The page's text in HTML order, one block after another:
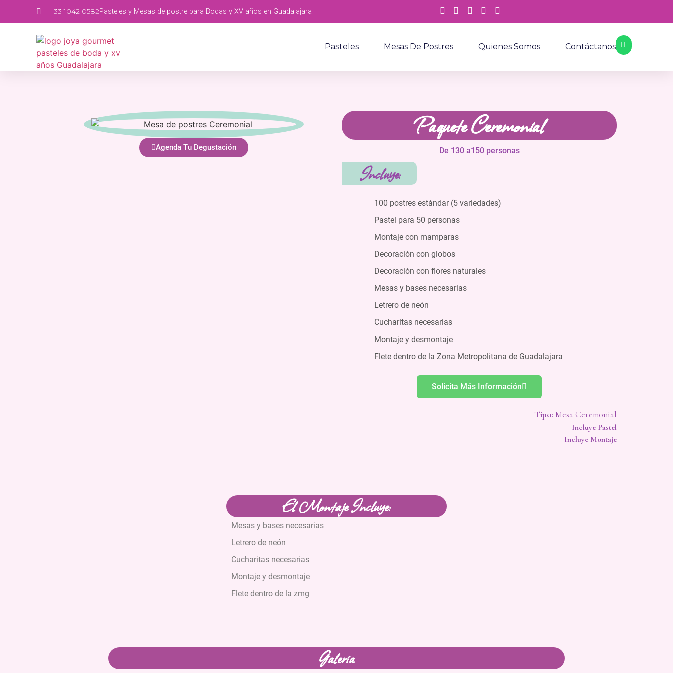
33 1042 0582Pasteles y Mesas de postre para Bodas y XV años en Guadalajara
Pasteles Mesas De Postres Quienes Somos Contáctanos
Agenda Tu Degustación
Paquete Ceremonial
De 130 a150 personas
Incluye:
100 postres estándar (5 variedades)
Pastel para 50 personas
Montaje con mamparas
Decoración con globos
Decoración con flores naturales
Mesas y bases necesarias
Letrero de neón
Cucharitas necesarias
Montaje y desmontaje
Flete dentro de la Zona Metropolitana de Guadalajara
Solicita Más Información
Tipo: Mesa Ceremonial
Incluye Pastel
Incluye Montaje
El Montaje Incluye:
Mesas y bases necesarias
Letrero de neón
Cucharitas necesarias
Montaje y desmontaje
Flete dentro de la zmg
Galería